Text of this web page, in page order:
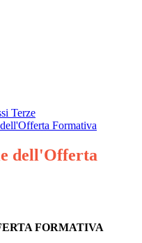
Terze
Formativa
dell'Offerta
FORMATIVA